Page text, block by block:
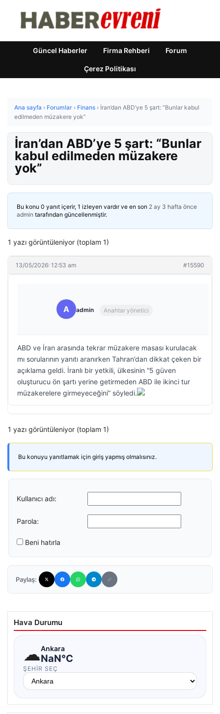
Güncel Haberler Firma Rehberi Forum
Çerez Politikası
Ana sayfa › Forumlar › Finans › İran’dan ABD’ye 5 şart: “Bunlar kabul
edilmeden müzakere yok”
İran’dan ABD’ye 5 şart: “Bunlar
kabul edilmeden müzakere
yok”
Bu konu 0 yanıt içerir, 1 izleyen vardır ve en son 2 ay 3 hafta önce
admin tarafından güncellenmiştir.
1 yazı görüntüleniyor (toplam 1)
13/05/2026: 12:53 am #15590
A admin Anahtar yönetici
ABD ve İran arasında tekrar müzakere masası kurulacak
mı sorularının yanıtı aranırken Tahran’dan dikkat çeken bir
açıklama geldi. İranlı bir yetkili, ülkesinin “5 güven
oluşturucu ön şartı yerine getirmeden ABD ile ikinci tur
müzakerelere girmeyeceğini” söyledi.
1 yazı görüntüleniyor (toplam 1)
Bu konuyu yanıtlamak için giriş yapmış olmalısınız.
Kullanıcı adı:
Parola:
Beni hatırla
Paylaş:
Hava Durumu
☁Ankara
NaN°C
ŞEHIR SEÇ